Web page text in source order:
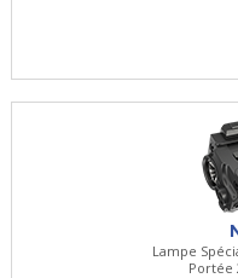
Lampe
Portée